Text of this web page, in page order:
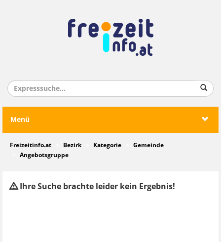
Menü
Freizeitinfo.at Bezirk Kategorie
Gemeinde
Angebotsgruppe
Ihre Suche brachte leider kein Ergebnis!